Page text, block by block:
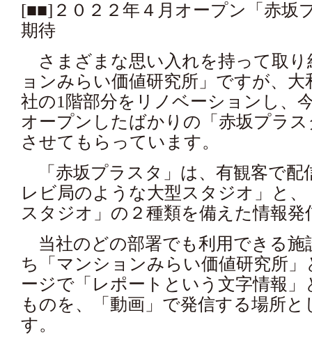
[■■]２０２２年４月オープン「赤坂
期待
さまざまな思い入れを持って取り
ョンみらい価値研究所」ですが、
社の1階部分をリノベーションし、
オープンしたばかりの「赤坂プラ
させてもらっています。
「赤坂プラスタ」は、有観客で配
レビ局のような大型スタジオ」と
スタジオ」の２種類を備えた情報発
当社のどの部署でも利用できる施
ち「マンションみらい価値研究所
ージで「レポートという文字情報
ものを、「動画」で発信する場所
す。